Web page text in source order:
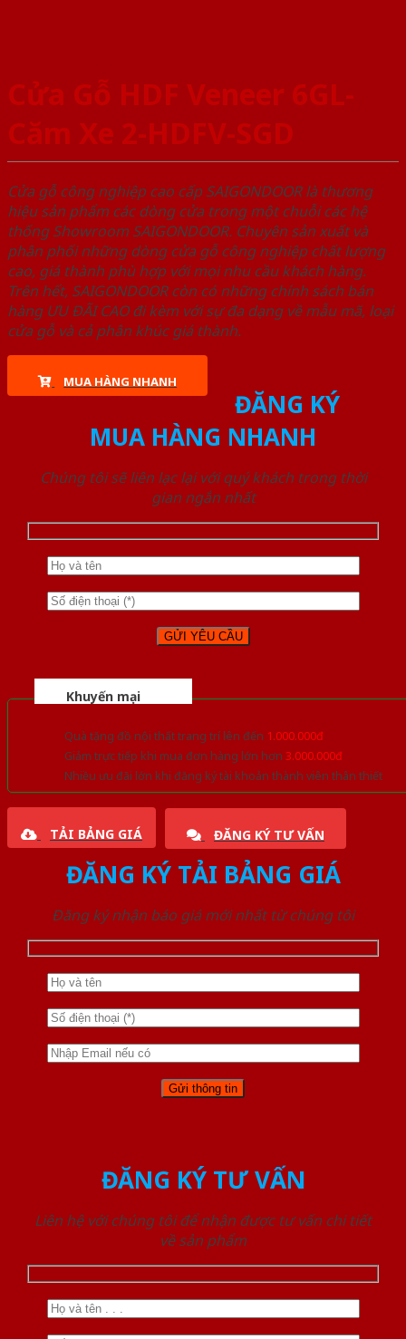
Cửa Gỗ HDF Veneer 6GL-
Căm Xe 2-HDFV-SGD
Cửa gỗ công nghiệp cao cấp SAIGONDOOR là thương
hiệu sản phẩm các dòng cửa trong một chuỗi các hệ
thống Showroom SAIGONDOOR. Chuyên sản xuất và
phân phối những dòng cửa gỗ công nghiệp chất lượng
cao, giá thành phù hợp với mọi nhu cầu khách hàng.
Trên hết, SAIGONDOOR còn có những chính sách bán
hàng ƯU ĐÃI CAO đi kèm với sự đa dạng về mẫu mã, loại
cửa gỗ và cả phân khúc giá thành.
MUA HÀNG NHANH
ĐĂNG KÝ
MUA HÀNG NHANH
Chúng tôi sẽ liên lạc lại với quý khách trong thời
gian ngắn nhất
Khuyến mại
Quà tặng đồ nội thất trang trí lên đến 1.000.000đ
Giảm trực tiếp khi mua đơn hàng lớn hơn 3.000.000đ
Nhiều ưu đãi lớn khi đăng ký tài khoản thành viên thân thiết
TẢI BẢNG GIÁ ĐĂNG KÝ TƯ VẤN
ĐĂNG KÝ TẢI BẢNG GIÁ
Đăng ký nhận báo giá mới nhất từ chúng tôi
ĐĂNG KÝ TƯ VẤN
Liên hệ với chúng tôi để nhận được tư vấn chi tiết
về sản phẩm